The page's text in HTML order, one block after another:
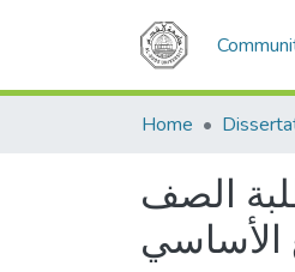
Home
الصف